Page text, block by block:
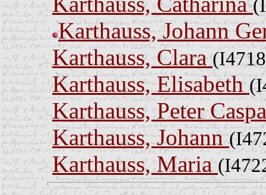
Karthauss, Johann
Karthauss, Clara
Karthauss, Elisabeth
Karthauss, Peter
Karthauss, Johann
Karthauss, Maria